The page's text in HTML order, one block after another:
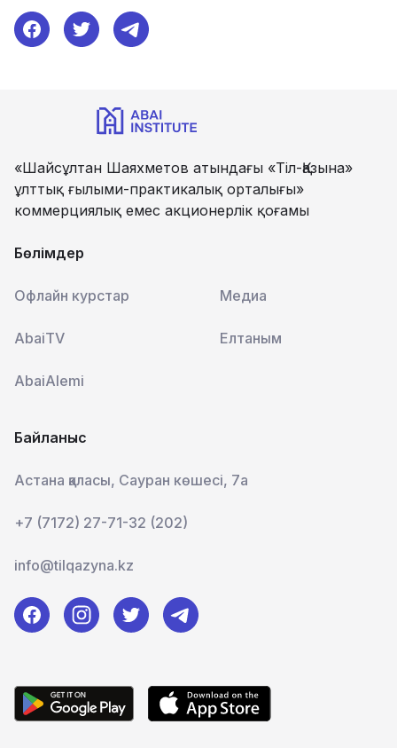
«Шайсұлтан Шаяхметов атындағы «Тіл-Қазына»
ұлттық ғылыми-практикалық орталығы»
коммерциялық емес акционерлік қоғамы
Бөлімдер
Офлайн курстар Медиа
AbaiTV Елтаным
AbaiAlemi
Байланыс
Астана қаласы, Сауран көшесі, 7а
+7 (7172) 27-71-32 (202)
info@tilqazyna.kz